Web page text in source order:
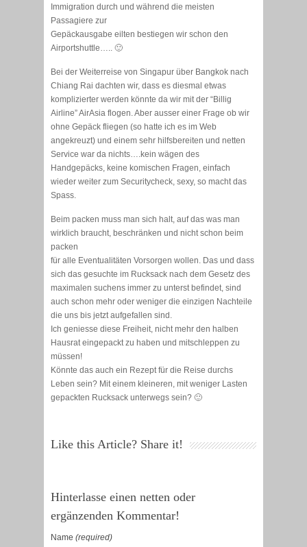
Immigration durch und während die meisten
Passagiere zur
Gepäckausgabe eilten bestiegen wir schon den
Airportshuttle….. 🙂
Bei der Weiterreise von Singapur über Bangkok nach
Chiang Rai dachten wir, dass es diesmal etwas
komplizierter werden könnte da wir mit der “Billig
Airline” AirAsia flogen. Aber ausser einer Frage ob wir
ohne Gepäck fliegen (so hatte ich es im Web
angekreuzt) und einem sehr hilfsbereiten und netten
Service war da nichts….kein wägen des
Handgepäcks, keine komischen Fragen, einfach
wieder weiter zum Securitycheck, sexy, so macht das
Spass.
Beim packen muss man sich halt, auf das was man
wirklich braucht, beschränken und nicht schon beim
packen
für alle Eventualitäten Vorsorgen wollen. Das und dass
sich das gesuchte im Rucksack nach dem Gesetz des
maximalen suchens immer zu unterst befindet, sind
auch schon mehr oder weniger die einzigen Nachteile
die uns bis jetzt aufgefallen sind.
Ich geniesse diese Freiheit, nicht mehr den halben
Hausrat eingepackt zu haben und mitschleppen zu
müssen!
Könnte das auch ein Rezept für die Reise durchs
Leben sein? Mit einem kleineren, mit weniger Lasten
gepackten Rucksack unterwegs sein? 🙂
Like this Article? Share it!
Hinterlasse einen netten oder
ergänzenden Kommentar!
Name (required)